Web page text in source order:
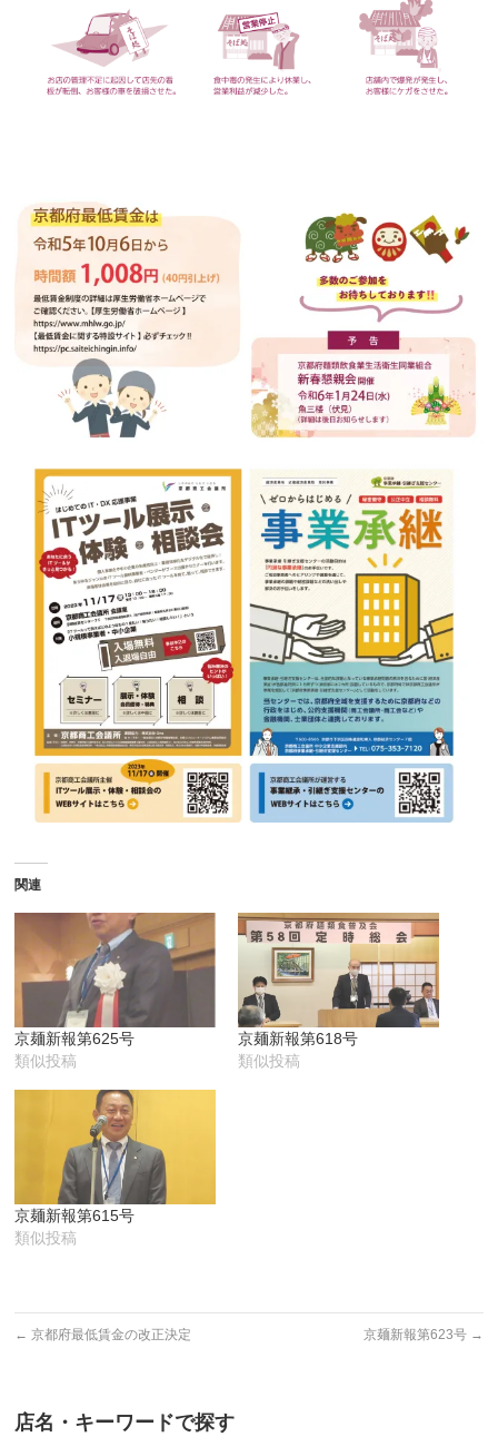
関連
京麺新報第625号
類似投稿
京麺新報第618号
類似投稿
京麺新報第615号
類似投稿
← 京都府最低賃金の改正決定 京麺新報第623号 →
店名・キーワードで探す